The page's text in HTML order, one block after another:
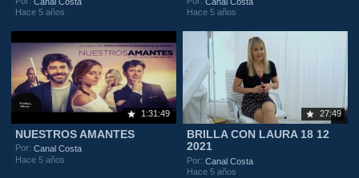
Hace 5 años
Hace 5 años
1:31:49
NUESTROS AMANTES
Por:Canal Costa
Hace 5 años
27:49
BRILLA CON LAURA 18 12
2021
Por:Canal Costa
Hace 5 años